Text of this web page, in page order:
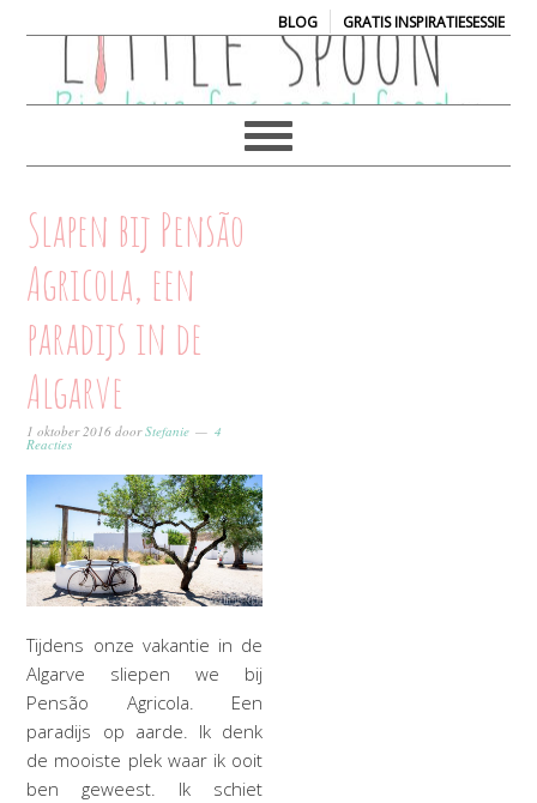
BLOG| GRATIS INSPIRATIESESSIE
Slapen bij Pensão
Agricola, een
paradijs in de
Algarve
1 oktober 2016 doorStefanie 4
Reacties
Tijdens onze vakantie in de
Algarve sliepen we bij
Pensão Agricola. Een
paradijs op aarde. Ik denk
de mooiste plek waar ik ooit
ben geweest. Ik schiet